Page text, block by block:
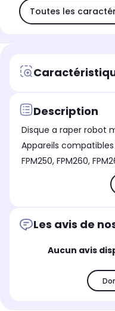
Toutes les
Description
Disque a raper robot ménager KENWOOD KW715024
Appareils compatibles :
FPM250, FPM260,
Les avis de
Aucun avis